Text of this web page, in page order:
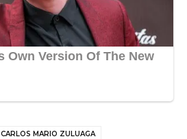
CARLOS MARIO ZULUAGA